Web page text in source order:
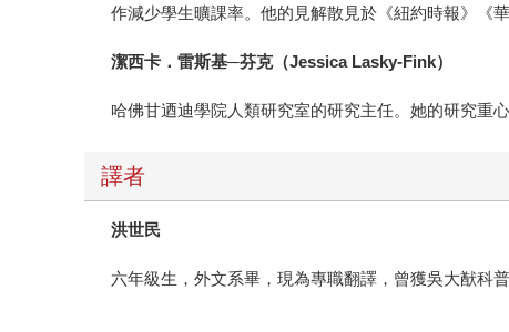
作減少學生曠課率。他的見解散見於《紐約時報》《
潔西卡．雷斯基─芬克（Jessica Lasky-Fink）
哈佛甘迺迪學院人類研究室的研究主任。她的研究重
譯者
洪世民
六年級生，外文系畢，現為專職翻譯，曾獲吳大猷科